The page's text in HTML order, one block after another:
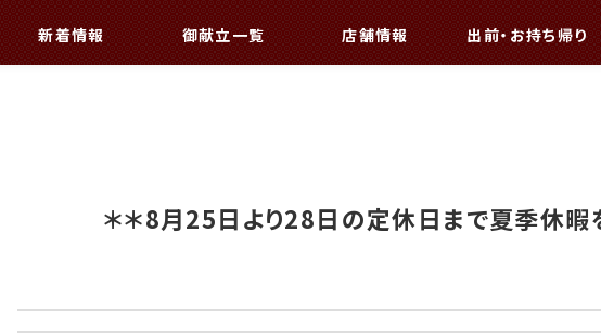
新着情報 御献立一覧 店舗情報 出前・お持ち帰り
＊＊8月25日より28日の定休日まで夏季休暇